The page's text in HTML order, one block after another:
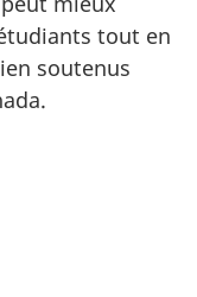
tout en
soutenus